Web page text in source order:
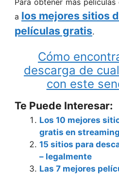
a los mejores sitios
películas gratis.
Cómo
descarga de
con este
Te Puede Interesar:
Los 10 mejores
gratis en streaming
15 sitios para
– legalmente
Las 7 mejores